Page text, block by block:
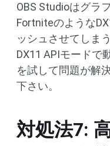
OBS Studioはグラ
Fortniteのような
ッシュさせてしま
DX11 APIモードで
を試して問題が解
下さい。
対処法7: